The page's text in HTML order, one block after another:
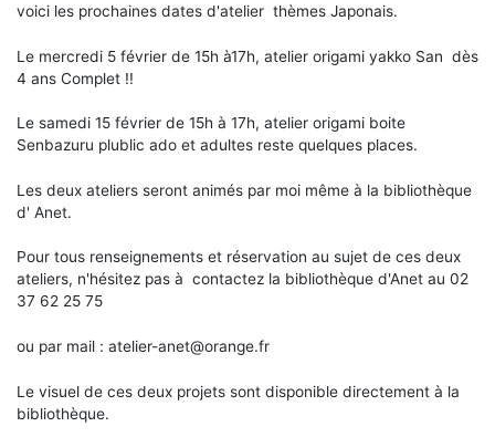
voici les prochaines dates d'atelier thèmes Japonais.
Le mercredi 5 février de 15h à17h, atelier origami yakko San dès
4 ans Complet !!
Le samedi 15 février de 15h à 17h, atelier origami boite
Senbazuru plublic ado et adultes reste quelques places.
Les deux ateliers seront animés par moi même à la bibliothèque
d' Anet.
Pour tous renseignements et réservation au sujet de ces deux
ateliers, n'hésitez pas à contactez la bibliothèque d'Anet au 02
37 62 25 75
ou par mail : atelier-anet@orange.fr
Le visuel de ces deux projets sont disponible directement à la
bibliothèque.